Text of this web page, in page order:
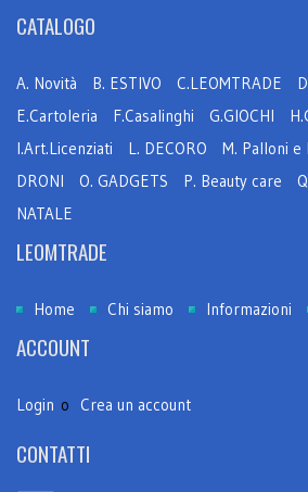
CATALOGO
A. Novità B. ESTIVO C.LEOMTRADE
E.Cartoleria
F.Casalinghi G.GIOCHI
I.Art.Licenziati
L. DECORO M. Palloni e
DRONI
O. GADGETS P. Beauty care
NATALE
LEOMTRADE
Home Chi siamo Informazioni
ACCOUNT
Login o Crea un account
CONTATTI